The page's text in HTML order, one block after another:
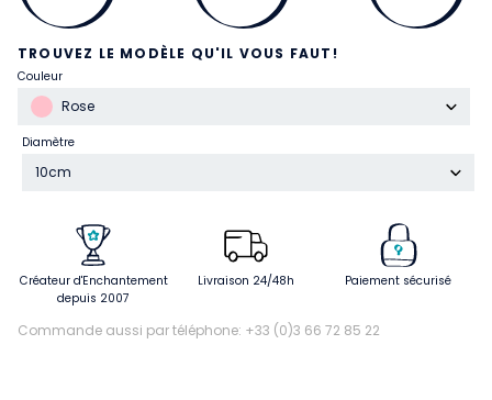
TROUVEZ LE MODÈLE QU'IL VOUS FAUT!
Couleur
Rose
Diamètre
10cm
Créateur d'Enchantement
depuis 2007
Livraison 24/48h Paiement sécurisé
Commande aussi par téléphone: +33 (0)3 66 72 85 22